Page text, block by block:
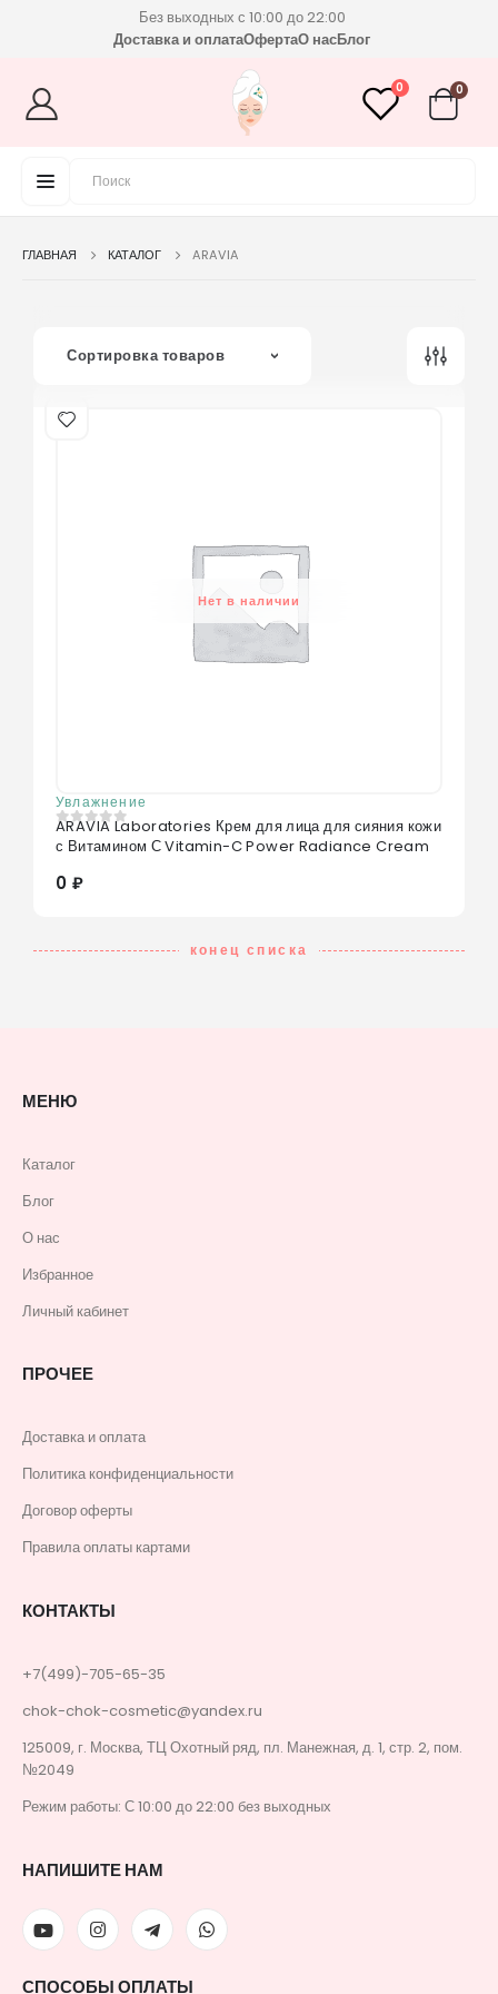
Без выходных с 10:00 до 22:00
Доставка и оплатаОфертаО насБлог
0 0
ГЛАВНАЯ КАТАЛОГ ARAVIA
Сортировка товаров
Нет в наличии
Увлажнение
0из 5
ARAVIA Laboratories Крем для лица для сияния кожи
с Витамином С Vitamin-C Power Radiance Cream
0 ₽
конец списка
МЕНЮ
Каталог
Блог
О нас
Избранное
Личный кабинет
ПРОЧЕЕ
Доставка и оплата
Политика конфиденциальности
Договор оферты
Правила оплаты картами
КОНТАКТЫ
+7(499)-705-65-35
chok-chok-cosmetic@yandex.ru
125009, г. Москва, ТЦ Охотный ряд, пл. Манежная, д. 1, стр. 2, пом.
№2049
Режим работы: С 10:00 до 22:00 без выходных
НАПИШИТЕ НАМ
СПОСОБЫ ОПЛАТЫ